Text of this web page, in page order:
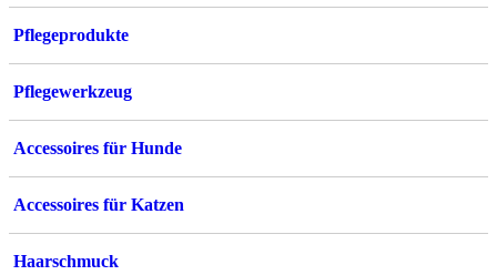
Pflegeprodukte
Pflegewerkzeug
Accessoires für Hunde
Accessoires für Katzen
Haarschmuck